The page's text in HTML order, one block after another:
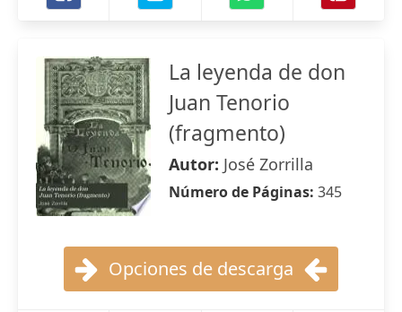
La leyenda de don
Juan Tenorio
(fragmento)
Autor: José Zorrilla
Número de Páginas: 345
Opciones de descarga